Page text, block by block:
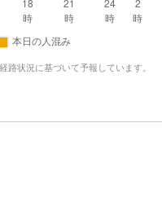
路状況に基づいて予報しています。